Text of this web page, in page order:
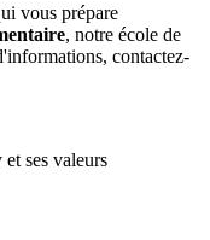
vous prépare
, notre école de
contactez-
ses valeurs